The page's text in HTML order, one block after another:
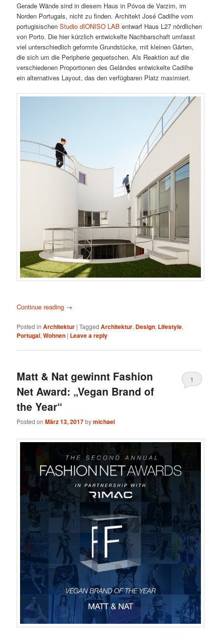
Gerade Wände sind in diesem Haus in Póvoa de Varzim, im
Norden Portugals, nicht zu finden. Architekt José Cadilhe vom
portugisischenStudio dIONISO LAB entwarf Haus L27 nördlichen
von Porto. Die hier kürzlich entwickelte Nachbarschaft umfasst
viel unterschiedlich geformte Grundstücke, mit kleinen Gärten,
die sich um die Peripherie gequetschen. Als Reaktion auf die
verschiedenen Proportionen des Geländes entwickelte Cadilhe
ein alternatives Layout, das den verfügbaren Platz maximiert.
Continue reading →
Posted in Architektur |Tagged Architektur, Design, Lifestyle,
Portugal,Wohnen | Leave a reply
Matt & Nat gewinnt Fashion
Net Award: „Vegan Brand of
the Year“
Posted onMärz 13, 2017bymichael
1